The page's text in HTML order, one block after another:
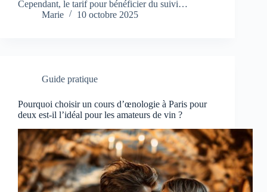
Cependant, le tarif pour bénéficier du suivi…
Marie
10 octobre 2025
Guide pratique
Pourquoi choisir un cours d’œnologie à Paris pour
deux est-il l’idéal pour les amateurs de vin ?